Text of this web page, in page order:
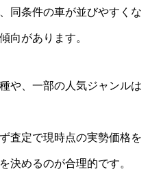
同条件の車が並びやすくな
向があります。
や、一部の人気ジャンルは
査定で現時点の実勢価格を
決めるのが合理的です。